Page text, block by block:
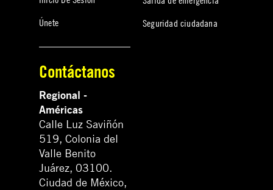
Únete
Seguridad ciudadana
Contáctanos
Regional -
Américas
Calle Luz Saviñón
519, Colonia del
Valle Benito
Juárez, 03100.
Ciudad de México,